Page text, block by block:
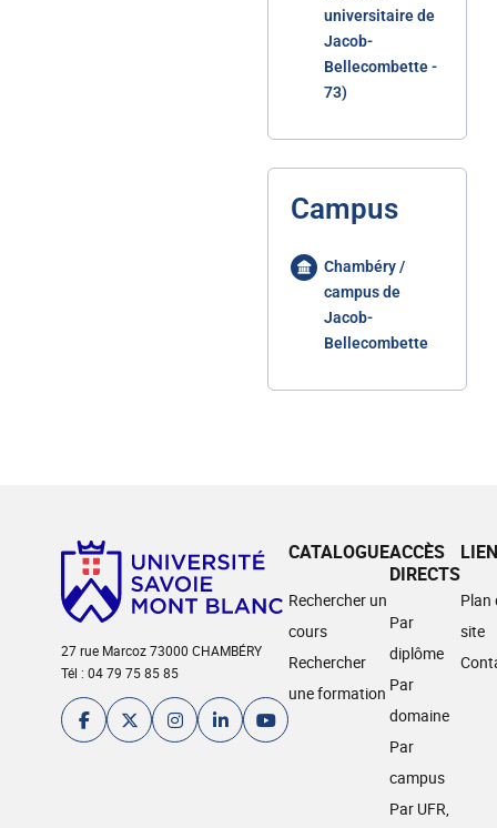
universitaire de
Jacob-
Bellecombette -
73)
Campus
Chambéry /
campus de
Jacob-
Bellecombette
27 rue Marcoz 73000 CHAMBÉRY
Tél : 04 79 75 85 85
CATALOGUE
Rechercher un
cours
Rechercher
une formation
ACCÈS
DIRECTS
Par
diplôme
Par
domaine
Par
campus
Par UFR,
Plan
site